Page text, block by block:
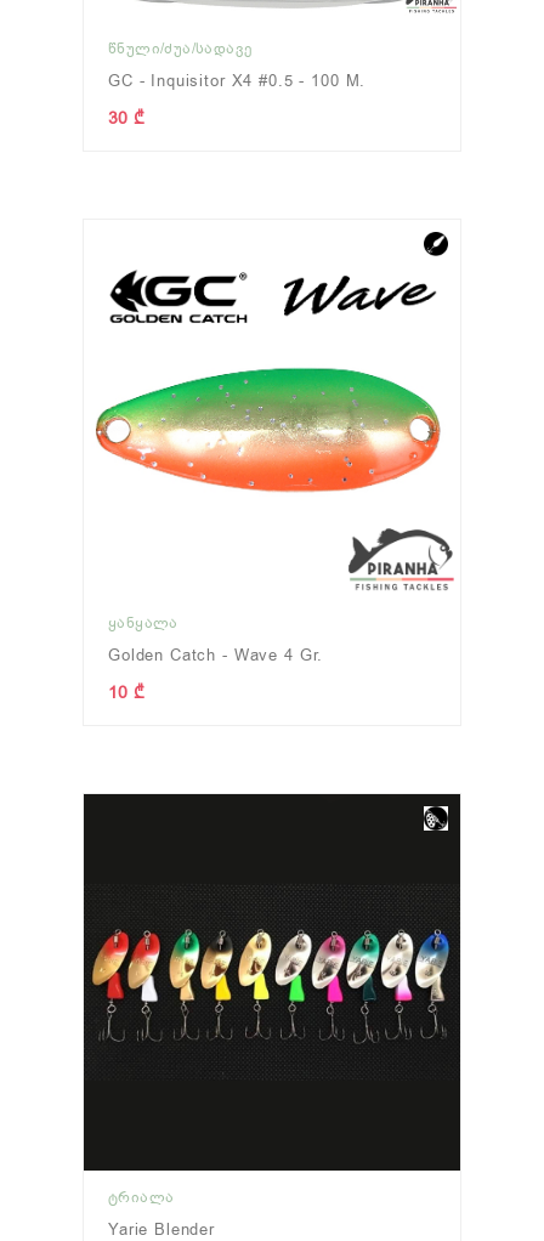
ᲬᲜᲣᲚᲘ/ᲫᲣᲐ/ᲡᲐᲓᲐᲕᲔ
GC - Inquisitor X4 #0.5 - 100 M.
30 ₾
ᲧᲐᲜᲧᲐᲚᲐ
Golden Catch - Wave 4 Gr.
10 ₾
ᲢᲠᲘᲐᲚᲐ
Yarie Blender